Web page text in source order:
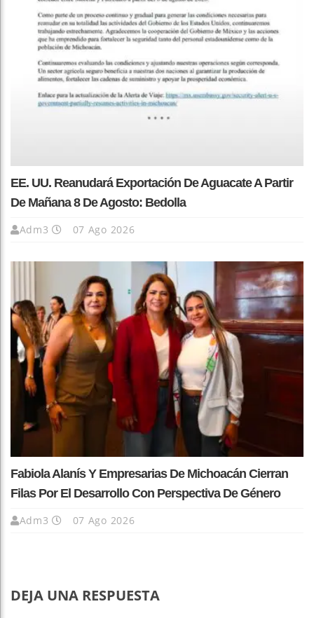
EE. UU. Reanudará Exportación De Aguacate A Partir
De Mañana 8 De Agosto: Bedolla
Adm3 07 Ago 2026
Fabiola Alanís Y Empresarias De Michoacán Cierran
Filas Por El Desarrollo Con Perspectiva De Género
Adm3 07 Ago 2026
DEJA UNA RESPUESTA